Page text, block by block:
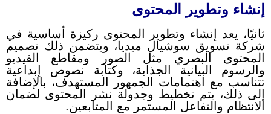
إنشاء وتطوير المحتوى
ثانيًا، يعد إنشاء وتطوير المحتوى ركيزة أساسية في
شركة تسويق سوشيال ميديا، ويتضمن ذلك تصميم
المحتوى البصري مثل الصور ومقاطع الفيديو
والرسوم البيانية الجذابة، وكتابة نصوص إبداعية
تتناسب مع اهتمامات الجمهور المستهدف، بالإضافة
إلى ذلك، يتم تخطيط وجدولة نشر المحتوى لضمان
الانتظام والتفاعل المستمر مع المتابعين.